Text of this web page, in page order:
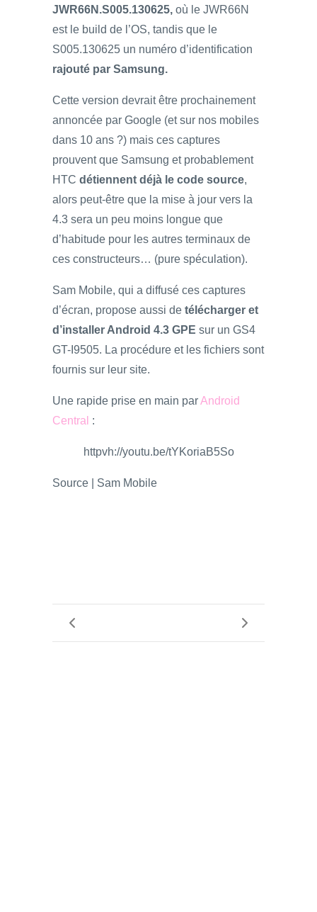
JWR66N.S005.130625, où le JWR66N
est le build de l’OS, tandis que le
S005.130625 un numéro d’identification
rajouté par Samsung.
Cette version devrait être prochainement
annoncée par Google (et sur nos mobiles
dans 10 ans ?) mais ces captures
prouvent que Samsung et probablement
HTC détiennent déjà le code source,
alors peut-être que la mise à jour vers la
4.3 sera un peu moins longue que
d’habitude pour les autres terminaux de
ces constructeurs… (pure spéculation).
Sam Mobile, qui a diffusé ces captures
d’écran, propose aussi de télécharger et
d’installer Android 4.3 GPE sur un GS4
GT-I9505. La procédure et les fichiers sont
fournis sur leur site.
Une rapide prise en main parAndroid
Central :
httpvh://youtu.be/tYKoriaB5So
Source | Sam Mobile